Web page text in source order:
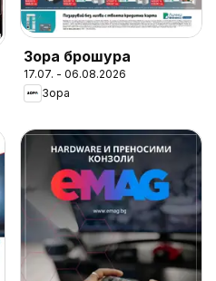
Зора брошура
17.07. - 06.08.2026
Зора